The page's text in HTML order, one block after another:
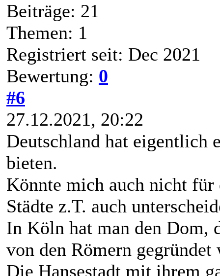
Beiträge: 21
Themen: 1
Registriert seit: Dec 2021
Bewertung: 0
#6
27.12.2021, 20:22
Deutschland hat eigentlich
bieten.
Könnte mich auch nicht für
Städte z.T. auch
In Köln hat man den Dom,
von den Römern gegründet
Die Hansestadt mit ihrem